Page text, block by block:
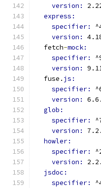
version:
express:
specifier:
version:
  fetch
-mock:
specifier:
version:
  fuse.
js:
specifier:
version:
glob:
specifier:
version:
howler:
specifier:
version:
jsdoc:
specifier: